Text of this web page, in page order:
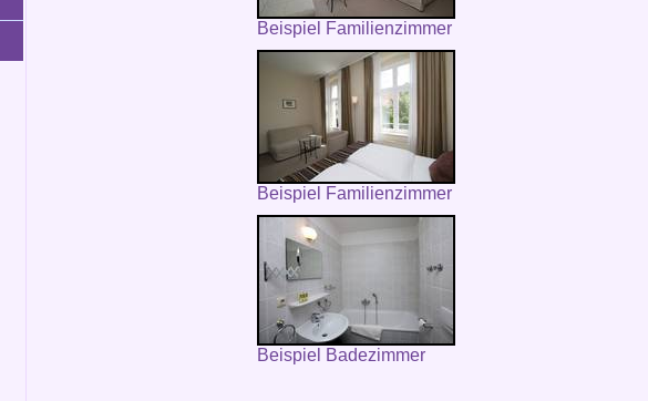
Beispiel Familienzimmer
Beispiel Familienzimmer
Beispiel Badezimmer